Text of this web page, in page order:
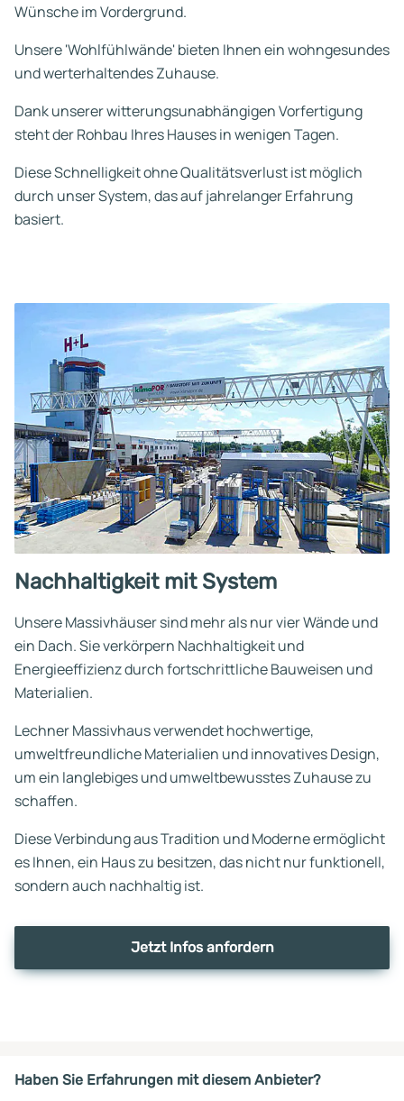
Wünsche im Vordergrund.
Unsere 'Wohlfühlwände' bieten Ihnen ein wohngesundes
und werterhaltendes Zuhause.
Dank unserer witterungsunabhängigen Vorfertigung
steht der Rohbau Ihres Hauses in wenigen Tagen.
Diese Schnelligkeit ohne Qualitätsverlust ist möglich
durch unser System, das auf jahrelanger Erfahrung
basiert.
Nachhaltigkeit mit System
Unsere Massivhäuser sind mehr als nur vier Wände und
ein Dach. Sie verkörpern Nachhaltigkeit und
Energieeffizienz durch fortschrittliche Bauweisen und
Materialien.
Lechner Massivhaus verwendet hochwertige,
umweltfreundliche Materialien und innovatives Design,
um ein langlebiges und umweltbewusstes Zuhause zu
schaffen.
Diese Verbindung aus Tradition und Moderne ermöglicht
es Ihnen, ein Haus zu besitzen, das nicht nur funktionell,
sondern auch nachhaltig ist.
Jetzt Infos anfordern
Haben Sie Erfahrungen mit diesem Anbieter?